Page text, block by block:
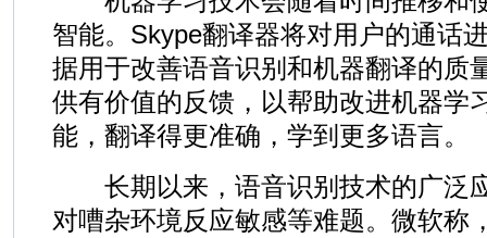
智能。Skype翻译器将对用户的通话
据用于改善语音识别和机器翻译的质
供有价值的反馈，以帮助改进机器学
能，翻译得更准确，学到更多语言。
长期以来，语音识别技术的广泛
对嘈杂环境反应敏感等难题。微软称